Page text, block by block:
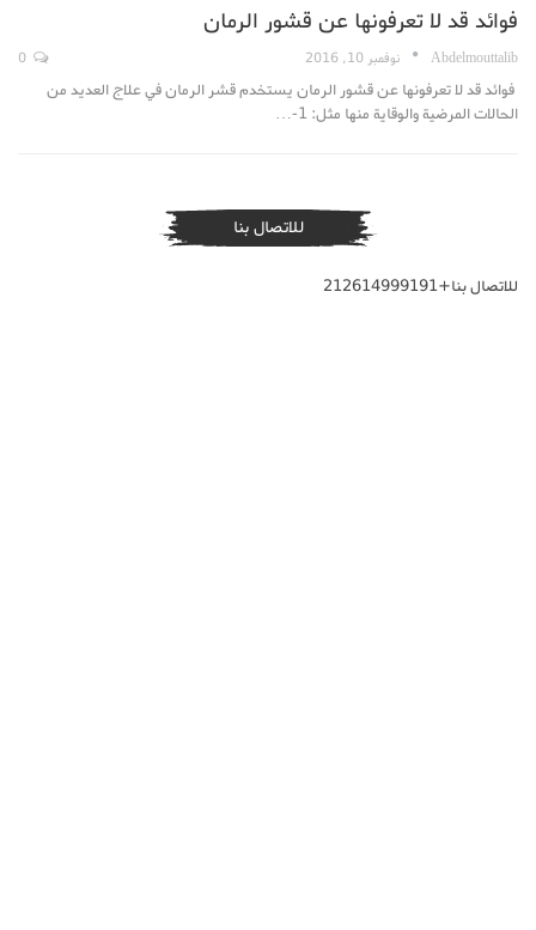
فوائد قد لا تعرفونها عن قشور الرمان
Abdelmouttalib نوفمبر 10, 2016
فوائد قد لا تعرفونها عن قشور الرمان يستخدم قشر الرمان في علاج العديد من
الحالات المرضية والوقاية منها مثل: 1-…
للاتصال بنا
للاتصال بنا+212614999191